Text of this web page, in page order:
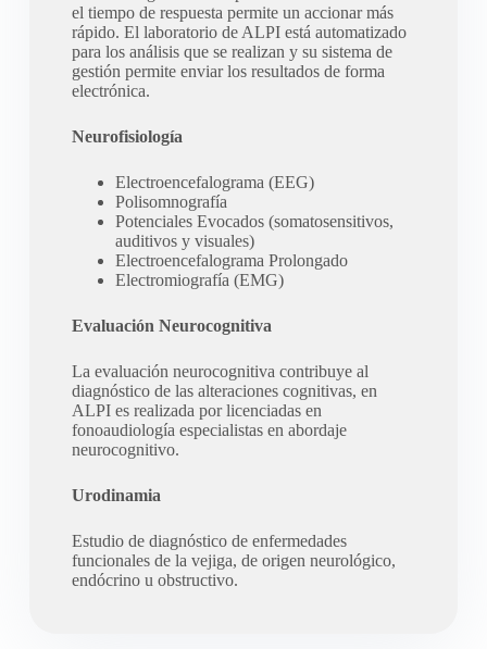
el tiempo de respuesta permite un accionar más
rápido. El laboratorio de ALPI está automatizado
para los análisis que se realizan y su sistema de
gestión permite enviar los resultados de forma
electrónica.
Neurofisiología
Electroencefalograma (EEG)
Polisomnografía
Potenciales Evocados (somatosensitivos,
auditivos y visuales)
Electroencefalograma Prolongado
Electromiografía (EMG)
Evaluación Neurocognitiva
La evaluación neurocognitiva contribuye al
diagnóstico de las alteraciones cognitivas, en
ALPI es realizada por licenciadas en
fonoaudiología especialistas en abordaje
neurocognitivo.
Urodinamia
Estudio de diagnóstico de enfermedades
funcionales de la vejiga, de origen neurológico,
endócrino u obstructivo.